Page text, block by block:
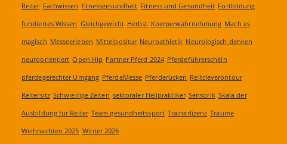
Reiter Fachwissen fitnessgesundheit Fitness und Gesundheit Fortbildung
fundiertes Wissen Gleichgewicht Herbst Koerperwahrnehmung Mach es
magisch Messeerleben Mittelpositur Neuroathletik Neurologisch denken
neuroorientiert Open Hip Partner Pferd 2024 Pferdeführerschein
pferdegerechter Umgang PferdeMesse Pferderücken Reitcleverontour
Reitersitz Schwieirige Zeiten sektoraler Heilpraktiker Sensorik Skala der
Ausbildung für Reiter Team gesundheitssport Trainerlizenz Träume
Weihnachten 2025 Winter 2026